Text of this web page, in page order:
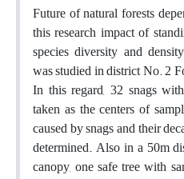
Future of natural forests
this research impact of
species diversity and
was studied in district No. 2
In this regard, 32 snags
taken as the centers of
caused by snags and their
determined. Also in a 50m
canopy, one safe tree with